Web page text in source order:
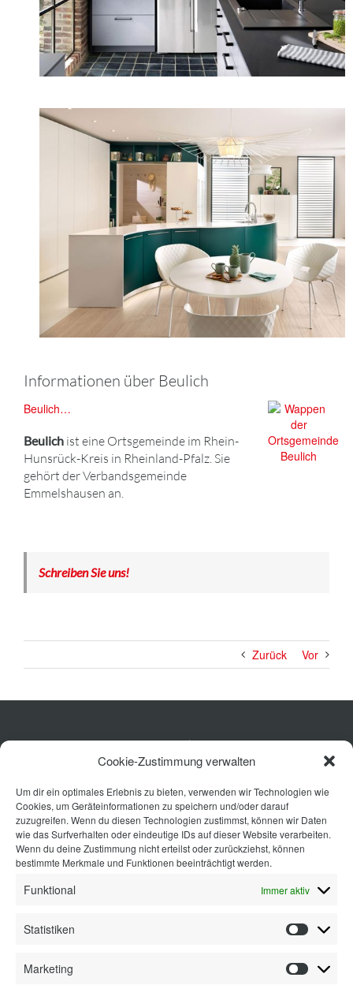
Cookie-Zustimmung verwalten
Um dir ein optimales Erlebnis zu bieten, verwenden wir Technologien wie
Cookies, um Geräteinformationen zu speichern und/oder darauf
zuzugreifen. Wenn du diesen Technologien zustimmst, können wir Daten
wie das Surfverhalten oder eindeutige IDs auf dieser Website verarbeiten.
Wenn du deine Zustimmung nicht erteilst oder zurückziehst, können
bestimmte Merkmale und Funktionen beeinträchtigt werden.
Funktional Immer aktiv
Statistiken
Marketing
Zurück Vor
Informationen über Beulich
Beulich…
Beulich ist eine Ortsgemeinde im Rhein-
Hunsrück-Kreis in Rheinland-Pfalz. Sie
gehört der Verbandsgemeinde
Emmelshausen an.
Schreiben Sie uns!
Küche
Wohnen
Bad
Ausstattung
Planung
Kontakt